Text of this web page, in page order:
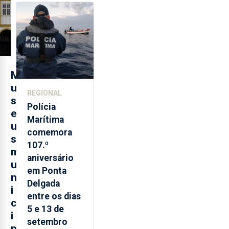
M
u
s
e
u
s
m
u
n
i
c
i
sobre
evolução
turística
REGIONAL
Polícia
Marítima
comemora
107.º
aniversário
em Ponta
Delgada
entre os dias
5 e 13 de
setembro